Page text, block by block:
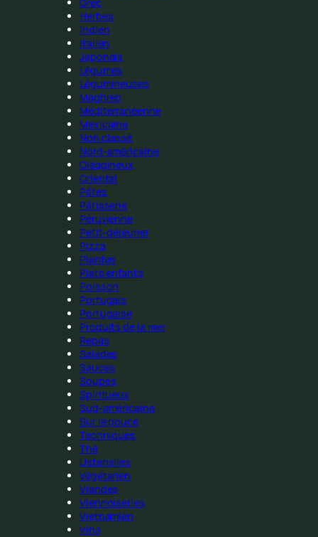
Herbes
Indien
Italien
Japonais
Légumes
Légumineuses
Maghreb
Méditerranéenne
Mexicaine
Non classé
Nord-américaine
Oléagineux
Oriental
Pâtes
Pâtisserie
Péruvienne
Petit-déjeuner
Pizza
Plantes
Plats enfants
Poisson
Portugais
Portugaise
Produits de la mer
Repas
Salades
Sauces
Soupes
Spiritueux
Sud-américaine
Sur le pouce
Techniques
Thé
Ustensiles
Végétarien
Viandes
Viennoiseries
Vietnamien
Vins